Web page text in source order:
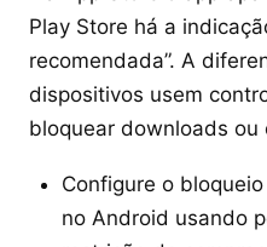
Play Store há a
recomendada”. A
dispositivos usem
bloquear downloads ou
Configure o
no Android usando